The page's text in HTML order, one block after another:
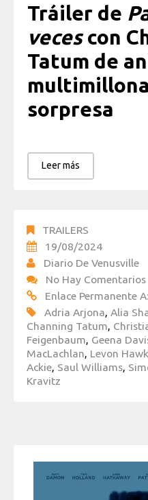
Tráiler de
vecescon
Tatum de
sorpresa
Leer más
TRAILERS
19/08/2024
Diario De Venusville
No Hay Comentarios
Enlace Permanente A:
Adria Arjona, Alia
Channing Tatum,
Feigenbaum, Geena
MacLachlan, Levon
Ackie, Saul Williams,
Kravitz